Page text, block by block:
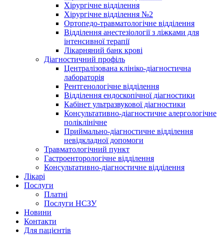
Хірургічне відділення
Хірургічне відділення №2
Ортопедо-травматологічне відділення
Відділення анестезіології з ліжками для
інтенсивної терапії
Лікарняний банк крові
Діагностичний профіль
Централізована клініко-діагностична
лабораторія
Рентгенологічне відділення
Відділення ендоскопічної діагностики
Кабінет ультразвукової діагностики
Консультативно-діагностичне алергологічне
поліклінічне
Приймально-діагностичне відділення
невідкладної допомоги
Травматологічний пункт
Гастроенторологічне відділення
Консультативно-діагностичне відділення
Лікарі
Послуги
Платні
Послуги НСЗУ
Новини
Контакти
Для пацієнтів